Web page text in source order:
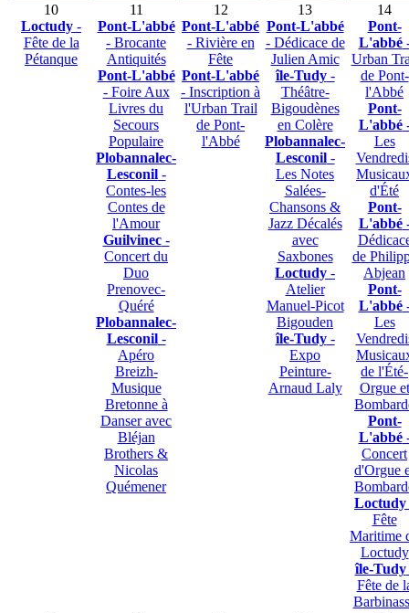
10
Loctudy -
Fête de la
Pétanque
11
Pont-L'abbé
- Brocante
Antiquités
Pont-L'abbé
- Foire Aux
Livres du
Secours
Populaire
Plobannalec-
Lesconil-
Contes-les
Contes de
l'Amour
Guilvinec-
Concert du
Duo
Prenovec-
Quéré
Plobannalec-
Lesconil-
Apéro
Breizh-
Musique
Bretonne à
Danser avec
Bléjan
Brothers &
Nicolas
Quémener
12
Pont-L'abbé
- Rivière en
Fête
Pont-L'abbé
- Inscription à
l'Urban Trail
de Pont-
l'Abbé
13
Pont-L'abbé
- Dédicace de
Julien Amic
île-Tudy-
Théâtre-
Bigoudènes
en Colère
Plobannalec-
Lesconil-
Les Notes
Salées-
Chansons &
Jazz Décalés
avec
Saxbones
Loctudy -
Atelier
Manuel-Picot
Bigouden
île-Tudy-
Expo
Peinture-
Arnaud Laly
14
Pont-
L'abbé
Urban
de Pont-
l'Abbé
Pont-
L'abbé
Les
d'Été
Pont-
L'abbé
de
Abjean
Pont-
L'abbé
Les
de l'Été-
Orgue et
Pont-
L'abbé
Concert
d'Orgue
Loctudy
Fête
Maritime
Loctudy
île-Tudy
Fête de